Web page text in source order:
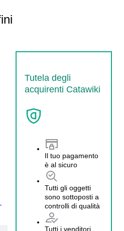
Tutela degli
acquirenti Catawiki
Il tuo pagamento
è al sicuro
Tutti gli oggetti
sono sottoposti a
controlli di qualità
Tutti i venditori